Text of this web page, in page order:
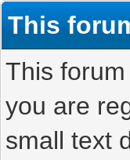
This
This
you are
small text